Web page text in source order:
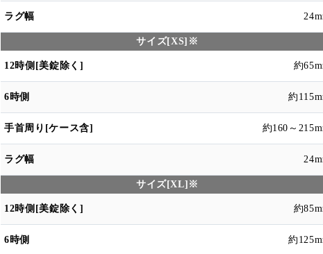
サイズ[XS]※
約
約
約160～
サイズ[XL]※
約
約